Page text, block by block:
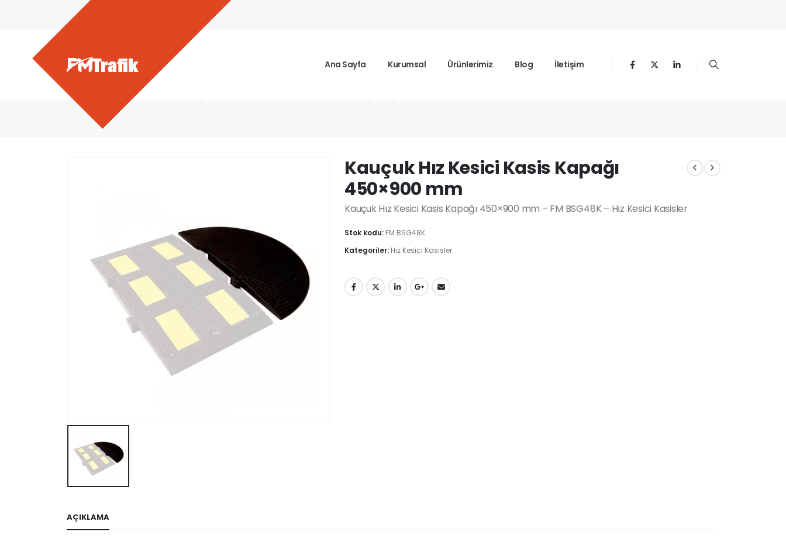
Ana Sayfa Kurumsal Ürünlerimiz Blog İletişim
Ürünlerimiz - Kauçuk Hız Kesici Kasis Kapağı 450×900 mm
Kauçuk Hız Kesici Kasis Kapağı
450×900 mm
Kauçuk Hız Kesici Kasis Kapağı 450×900 mm – FM BSG48K – Hız Kesici Kasisler
Stok kodu: FM BSG48K
Kategoriler: Hız Kesici Kasisler
AÇIKLAMA